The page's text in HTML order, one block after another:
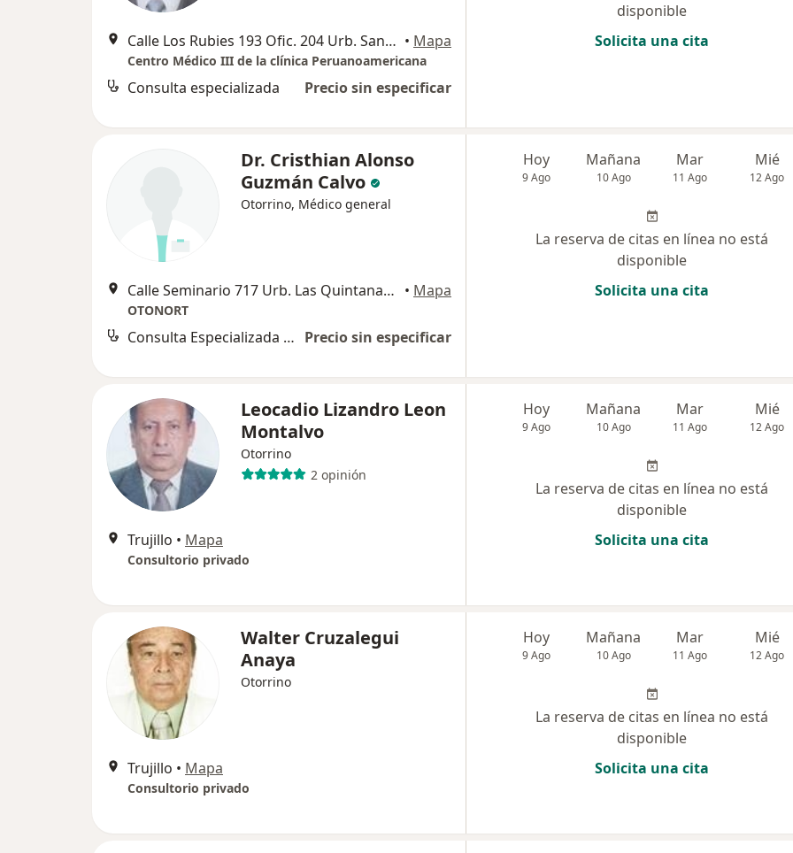
Calle Los Rubies 193 Ofic. 204 Urb. Santa Inés. , Trujillo • Mapa
Centro Médico III de la clínica Peruanoamericana
Consulta especializada Precio sin especificar
disponible
Solicita una cita
Dr. Cristhian Alonso
Guzmán Calvo
Otorrino, Médico general
Calle Seminario 717 Urb. Las Quintanas, Trujillo • Mapa
OTONORT
Consulta Especializada Otorrinolaringológica Precio sin especificar
Hoy
9 Ago
Mañana
10 Ago
Mar
11 Ago
Mié
12 Ago
La reserva de citas en línea no está
disponible
Solicita una cita
Leocadio Lizandro Leon
Montalvo
Otorrino
2 opinión
Trujillo • Mapa
Consultorio privado
Hoy
9 Ago
Mañana
10 Ago
Mar
11 Ago
Mié
12 Ago
La reserva de citas en línea no está
disponible
Solicita una cita
Walter Cruzalegui
Anaya
Otorrino
Trujillo • Mapa
Consultorio privado
Hoy
9 Ago
Mañana
10 Ago
Mar
11 Ago
Mié
12 Ago
La reserva de citas en línea no está
disponible
Solicita una cita